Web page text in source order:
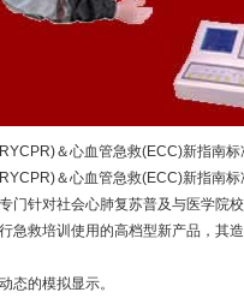
＆心血管急救(ECC)新指南标
＆心血管急救(ECC)新指南
门针对社会心肺复苏普及与医学院
急救培训使用的高档型新产品，其
态的模拟显示。